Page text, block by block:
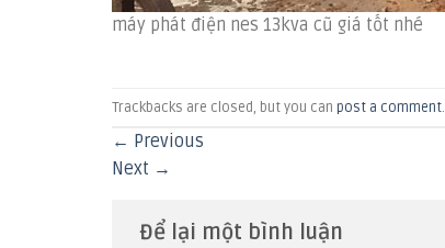
máy phát điện nes 13kva cũ giá tốt nhé
Trackbacks are closed, but you can post a comment.
← Previous
Next →
Để lại một bình luận